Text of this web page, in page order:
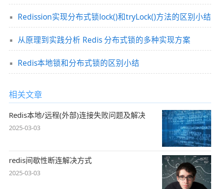
Redission实现分布式锁lock()和tryLock()方法的区别小结
从原理到实践分析 Redis 分布式锁的多种实现方案
Redis本地锁和分布式锁的区别小结
相关文章
Redis本地/远程(外部)连接失败问题及解决
2025-03-03
redis间歇性断连解决方式
2025-03-03